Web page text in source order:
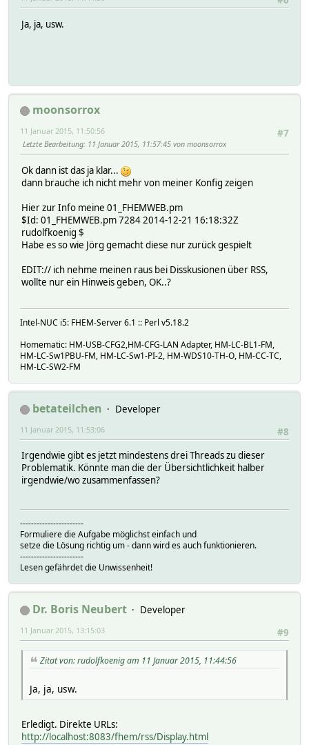
Ja, ja, usw.
moonsorrox
#7
11 Januar 2015, 11:50:56
Letzte Bearbeitung: 11 Januar 2015, 11:57:45 von moonsorrox
Ok dann ist das ja klar...
dann brauche ich nicht mehr von meiner Konfig zeigen
Hier zur Info meine 01_FHEMWEB.pm
$Id: 01_FHEMWEB.pm 7284 2014-12-21 16:18:32Z
rudolfkoenig $
Habe es so wie Jörg gemacht diese nur zurück gespielt
EDIT:// ich nehme meinen raus bei Disskusionen über RSS,
wollte nur ein Hinweis geben, OK..?
Intel-NUC i5: FHEM-Server 6.1 :: Perl v5.18.2
Homematic: HM-USB-CFG2,HM-CFG-LAN Adapter, HM-LC-BL1-FM,
HM-LC-Sw1PBU-FM, HM-LC-Sw1-PI-2, HM-WDS10-TH-O, HM-CC-TC,
HM-LC-SW2-FM
betateilchen
Developer
#8
11 Januar 2015, 11:53:06
Irgendwie gibt es jetzt mindestens drei Threads zu dieser
Problematik. Könnte man die der Übersichtlichkeit halber
irgendwie/wo zusammenfassen?
-----------------------
Formuliere die Aufgabe möglichst einfach und
setze die Lösung richtig um - dann wird es auch funktionieren.
-----------------------
Lesen gefährdet die Unwissenheit!
Dr. Boris Neubert
Developer
#9
11 Januar 2015, 13:15:03
Zitat von: rudolfkoenig am 11 Januar 2015, 11:44:56
Ja, ja, usw.
Erledigt. Direkte URLs:
http://localhost:8083/fhem/rss/Display.html